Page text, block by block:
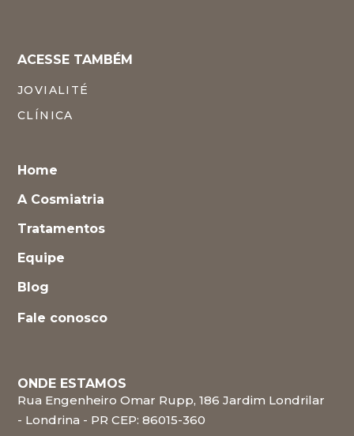
ACESSE TAMBÉM
JOVIALITÉ
CLÍNICA
Home
A Cosmiatria
Tratamentos
Equipe
Blog
Fale conosco
ONDE ESTAMOS
Rua Engenheiro Omar Rupp, 186 Jardim Londrilar
- Londrina - PR CEP: 86015-360